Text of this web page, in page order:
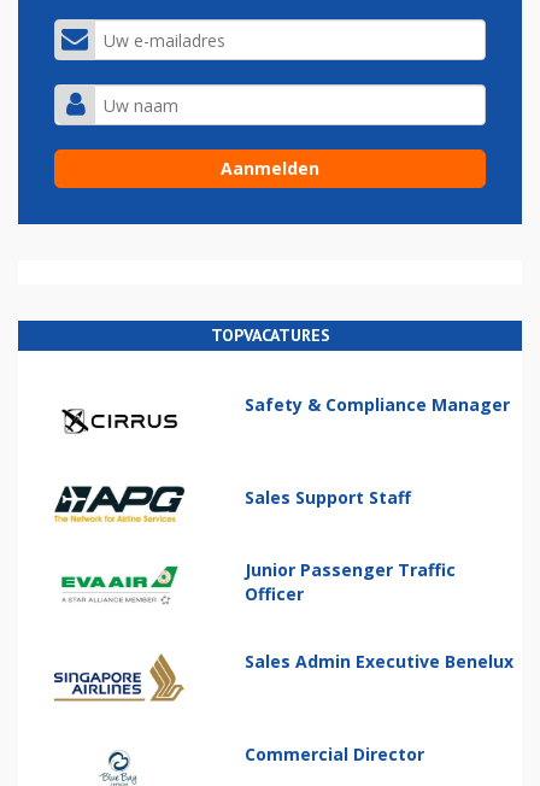
TOPVACATURES
Safety & Compliance Manager
Sales Support Staff
Junior Passenger Traffic
Officer
Sales Admin Executive Benelux
Commercial Director